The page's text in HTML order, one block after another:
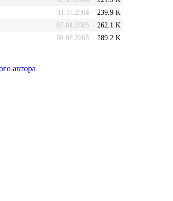
11.11.2004
239.9 K
07.04.2005
262.1 K
08.08.2005 289.2 K
автора